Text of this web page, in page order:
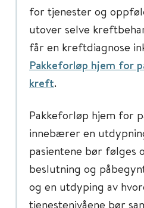
for tjenester og
utover selve
får en kreftdiagnose
Pakkeforløp hjem for
kreft.
Pakkeforløp hjem for
innebærer en
pasientene bør følges
beslutning og
og en utdyping av
tjenestenivåene bør